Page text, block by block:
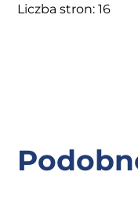
Liczba stron: 16